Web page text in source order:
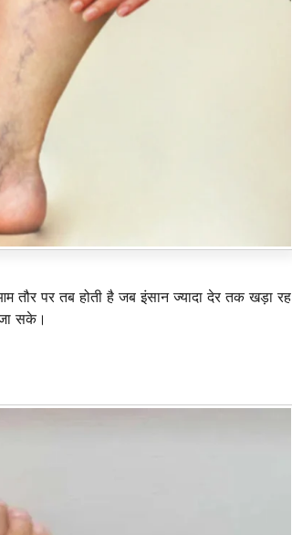
तौर पर तब होती है जब इंसान ज्यादा देर तक खड़ा रह
सके।